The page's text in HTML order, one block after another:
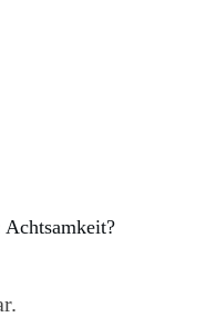
Achtsamkeit?